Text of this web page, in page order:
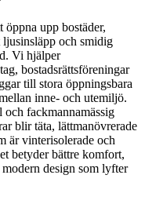
öppna upp bostäder,
och smidig
Vi hjälper
bostadsrättsföreningar
till stora öppningsbara
inne- och utemiljö.
fackmannamässig
blir täta, lättmanövrerade
är vinterisolerade och
betyder bättre komfort,
design som lyfter